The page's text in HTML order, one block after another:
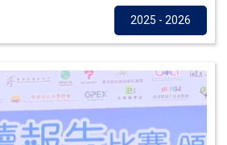
2025 - 2026